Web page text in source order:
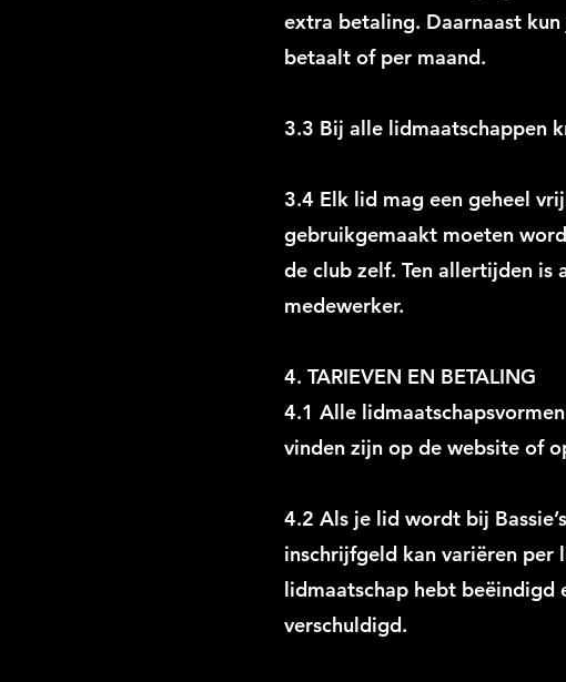
extra betaling. Daarnaast
betaalt of per maand.
3.3 Bij alle lidmaatschappen
3.4 Elk lid mag een geheel
gebruikgemaakt moeten
de club zelf. Ten allertijden
medewerker.
4. TARIEVEN EN BETALING
4.1 Alle
vinden zijn op de website of
4.2 Als je lid wordt bij
inschrijfgeld kan variëren per
lidmaatschap hebt
verschuldigd.